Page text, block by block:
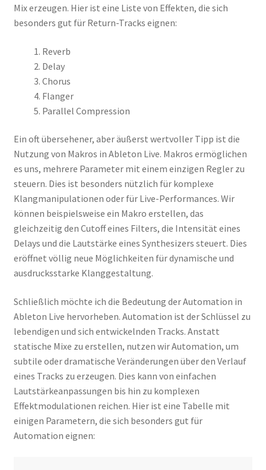
Mix erzeugen. Hier ist eine Liste von Effekten, die sich
besonders gut für Return-Tracks eignen:
Reverb
Delay
Chorus
Flanger
Parallel Compression
Ein oft übersehener, aber äußerst wertvoller Tipp ist die
Nutzung von Makros in Ableton Live. Makros ermöglichen
es uns, mehrere Parameter mit einem einzigen Regler zu
steuern. Dies ist besonders nützlich für komplexe
Klangmanipulationen oder für Live-Performances. Wir
können beispielsweise ein Makro erstellen, das
gleichzeitig den Cutoff eines Filters, die Intensität eines
Delays und die Lautstärke eines Synthesizers steuert. Dies
eröffnet völlig neue Möglichkeiten für dynamische und
ausdrucksstarke Klanggestaltung.
Schließlich möchte ich die Bedeutung der Automation in
Ableton Live hervorheben. Automation ist der Schlüssel zu
lebendigen und sich entwickelnden Tracks. Anstatt
statische Mixe zu erstellen, nutzen wir Automation, um
subtile oder dramatische Veränderungen über den Verlauf
eines Tracks zu erzeugen. Dies kann von einfachen
Lautstärkeanpassungen bis hin zu komplexen
Effektmodulationen reichen. Hier ist eine Tabelle mit
einigen Parametern, die sich besonders gut für
Automation eignen: